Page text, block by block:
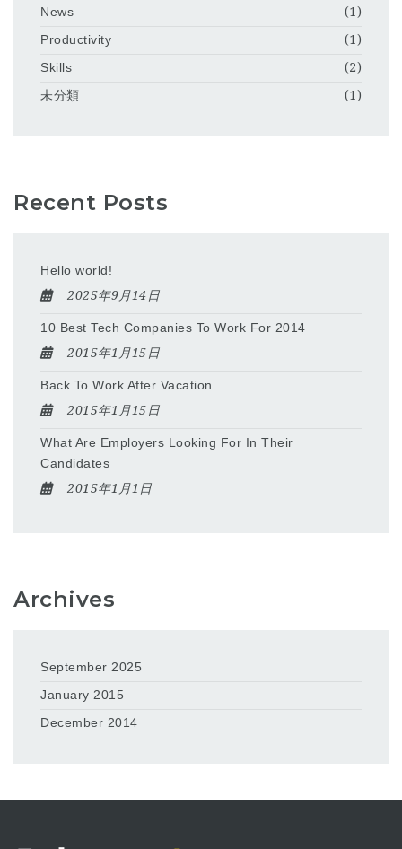
News
(1)
Productivity
(1)
Skills
(2)
未分類
(1)
Recent Posts
Hello world!
2025年9月14日
10 Best Tech Companies To Work For 2014
2015年1月15日
Back To Work After Vacation
2015年1月15日
What Are Employers Looking For In Their
Candidates
2015年1月1日
Archives
September 2025
January 2015
December 2014